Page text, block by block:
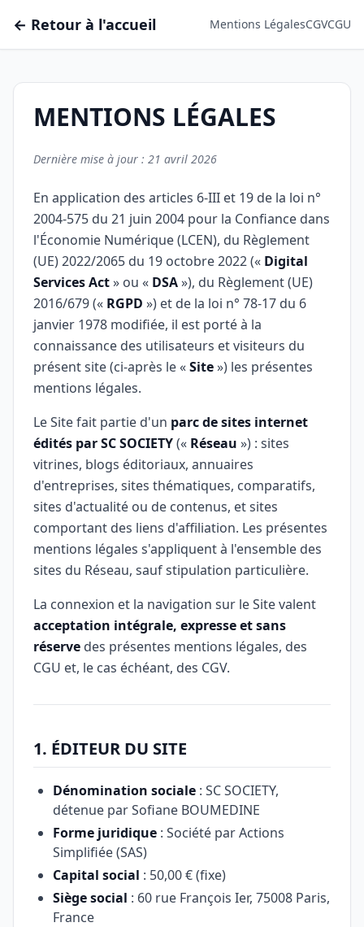
← Retour à l'accueil Mentions LégalesCGVCGU
MENTIONS LÉGALES
Dernière mise à jour : 21 avril 2026
En application des articles 6-III et 19 de la loi n°
2004-575 du 21 juin 2004 pour la Confiance dans
l'Économie Numérique (LCEN), du Règlement
(UE) 2022/2065 du 19 octobre 2022 (« Digital
Services Act» ou « DSA»), du Règlement (UE)
2016/679 (« RGPD ») et de la loi n° 78-17 du 6
janvier 1978 modifiée, il est porté à la
connaissance des utilisateurs et visiteurs du
présent site (ci-après le «Site») les présentes
mentions légales.
Le Site fait partie d'un parc de sites internet
édités par SC SOCIETY(« Réseau ») : sites
vitrines, blogs éditoriaux, annuaires
d'entreprises, sites thématiques, comparatifs,
sites d'actualité ou de contenus, et sites
comportant des liens d'affiliation. Les présentes
mentions légales s'appliquent à l'ensemble des
sites du Réseau, sauf stipulation particulière.
La connexion et la navigation sur le Site valent
acceptation intégrale, expresse et sans
réserve des présentes mentions légales, des
CGU et, le cas échéant, des CGV.
1. ÉDITEUR DU SITE
Dénomination sociale : SC SOCIETY,
détenue par Sofiane BOUMEDINE
Forme juridique : Société par Actions
Simplifiée (SAS)
Capital social : 50,00 € (fixe)
Siège social : 60 rue François Ier, 75008 Paris,
France